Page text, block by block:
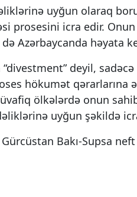
uyğun olaraq
prosesini icra edir.
Azərbaycanda həyata
deyil,
hökumət qərarlarına
ölkələrdə onun
uyğun şəkildə
Bakı-Supsa